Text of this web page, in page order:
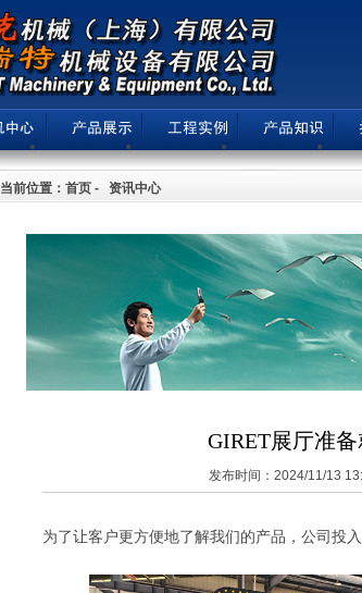
当前位置：首页 - 资讯中心
GIRET展厅准
发布时间：2024/11/13
为了让客户更方便地了解我们的产品 ， 公司投入